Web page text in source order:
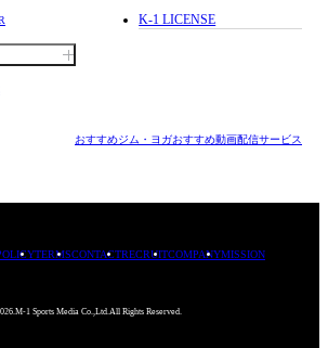
K-1 LICENSE
おすすめジム・ヨガおすすめ動画配信サービス
TERMSCONTACTRECRUITCOMPANYMISSION
1 Sports Media Co.,Ltd.All Rights Reserved.